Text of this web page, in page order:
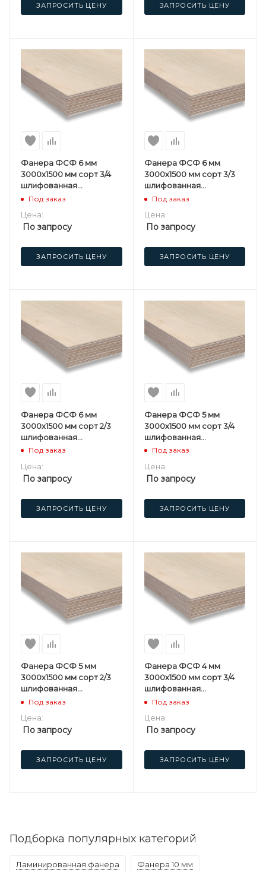
ЗАПРОСИТЬ ЦЕНУ ЗАПРОСИТЬ ЦЕНУ
Фанера ФСФ 6 мм
3000х1500 мм сорт 3/4
шлифованная
березовая
Под заказ
Цена:
По запросу
ЗАПРОСИТЬ ЦЕНУ
Фанера ФСФ 6 мм
3000х1500 мм сорт 3/3
шлифованная
березовая
Под заказ
Цена:
По запросу
ЗАПРОСИТЬ ЦЕНУ
Фанера ФСФ 6 мм
3000х1500 мм сорт 2/3
шлифованная
березовая
Под заказ
Цена:
По запросу
ЗАПРОСИТЬ ЦЕНУ
Фанера ФСФ 5 мм
3000х1500 мм сорт 3/4
шлифованная
березовая
Под заказ
Цена:
По запросу
ЗАПРОСИТЬ ЦЕНУ
Фанера ФСФ 5 мм
3000х1500 мм сорт 2/3
шлифованная
березовая
Под заказ
Цена:
По запросу
ЗАПРОСИТЬ ЦЕНУ
Фанера ФСФ 4 мм
3000х1500 мм сорт 3/4
шлифованная
березовая
Под заказ
Цена:
По запросу
ЗАПРОСИТЬ ЦЕНУ
Подборка популярных категорий
Ламинированная фанера Фанера 10 мм